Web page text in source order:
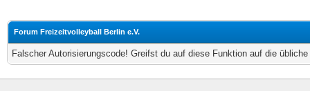
Forum Freizeitvolleyball Berlin e.V.
Falscher Autorisierungscode! Greifst du auf diese Funktion auf die